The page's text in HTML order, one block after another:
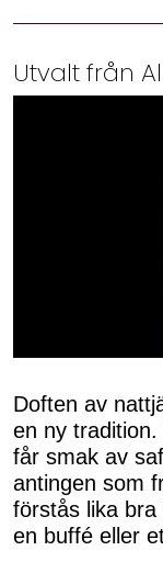
Utvalt från
of
50
seconds
Doften av
en ny
får smak av
antingen som
förstås lika bra
en buffé eller